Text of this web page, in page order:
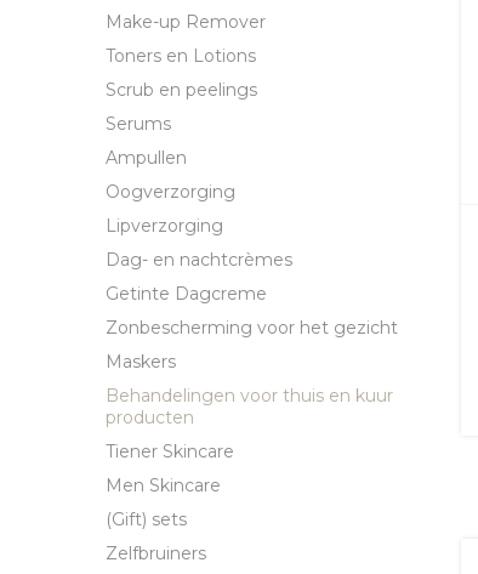
Make-up Remover
Toners en Lotions
Scrub en peelings
Serums
Ampullen
Oogverzorging
Lipverzorging
Dag- en nachtcrèmes
Getinte Dagcreme
Zonbescherming voor het gezicht
Maskers
Behandelingen voor thuis en kuur
producten
Tiener Skincare
Men Skincare
(Gift) sets
Zelfbruiners